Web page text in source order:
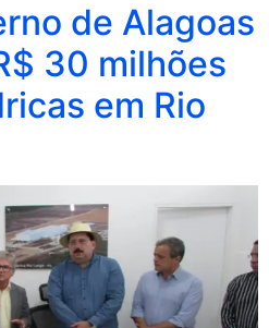
de Alagoas
30 milhões
em Rio